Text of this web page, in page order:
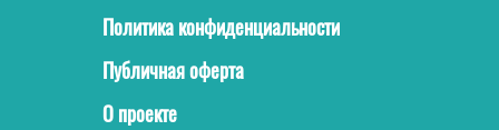
Политика конфиденциальности
Публичная оферта
О проекте